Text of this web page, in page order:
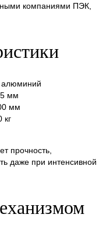
компаниями ПЭК,
алюминий
мм
мм
кг
прочность,
даже при интенсивной